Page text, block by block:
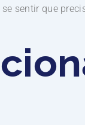
sentir que